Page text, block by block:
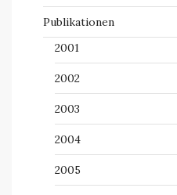
Publikationen
2001
2002
2003
2004
2005